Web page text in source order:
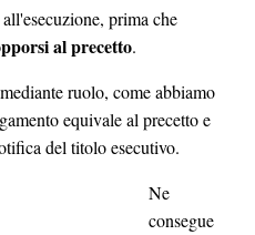
prima che
al precetto.
ruolo, come abbiamo
equivale al precetto e
del titolo esecutivo.
Ne
consegue